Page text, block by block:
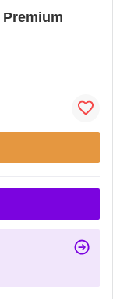
Premium